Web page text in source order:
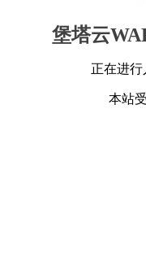
堡塔云
正在进
本站